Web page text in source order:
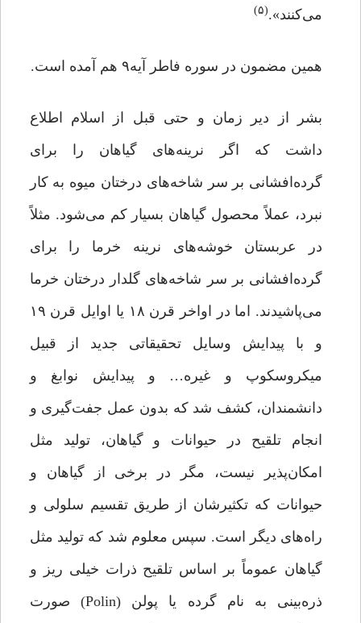
می‌کنند».(۵)
همین مضمون در سوره فاطر آیه۹ هم آمده است.
بشر از دیر زمان و حتی قبل از اسلام اطلاع
داشت که اگر نرینه‌های گیاهان را برای
گرده‌افشانی بر سر شاخه‌های درختان میوه به کار
نبرد، عملاً محصول گیاهان بسیار کم می‌شود. مثلاً
در عربستان خوشه‌های نرینه خرما را برای
گرده‌‌افشانی بر سر شاخه‌های گلدار درختان خرما
می‌پاشیدند. اما در اواخر قرن ۱۸ یا اوایل قرن ۱۹
و با پیدایش وسایل تحقیقاتی جدید از قبیل
میکروسکوپ و غیره… و پیدایش نوابغ و
دانشمندان،‌ کشف شد که بدون عمل جفت‌گیری و
انجام تلقیح در حیوانات و گیاهان، ‌تولید مثل
امکان‌پذیر نیست، مگر در برخی از گیاهان و
حیوانات که تکثیرشان از طریق تقسیم سلولی و
راه‌های دیگر است. سپس معلوم شد که تولید مثل
گیاهان عموماً بر اساس تلقیح ذرات خیلی ریز و
ذره‌بینی به نام گرده یا پولن (Polin) صورت